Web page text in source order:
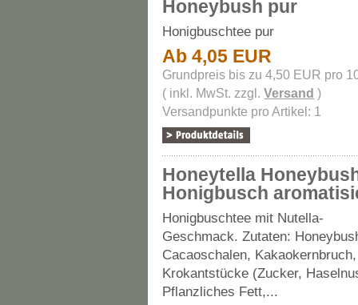
Honeybush pur
Honigbuschtee pur
Ab 4,05 EUR
Grundpreis bis zu 4,50 EUR pro
( inkl. MwSt. zzgl.Versand )
Versandpunkte pro Artikel: 1
Honeytella
Honigbusch
Honigbuschtee mit Nutella-
Geschmack.Zutaten:
Cacaoschalen, Kakaokernbruch,
Krokantstücke (Zucker,
Pflanzliches Fett,...